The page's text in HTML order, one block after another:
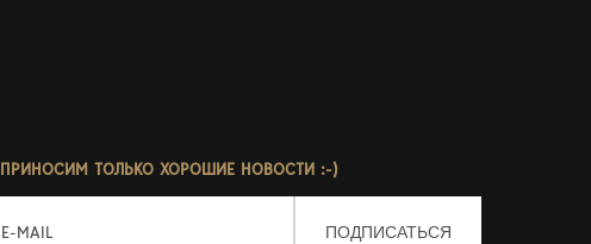
ПРИНОСИМ ТОЛЬКО ХОРОШИЕ НОВОСТИ :-)
E-MAIL